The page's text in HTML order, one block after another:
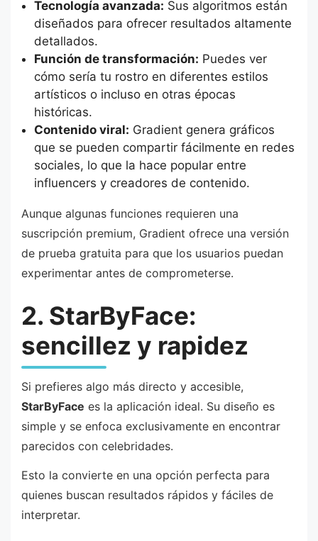
Tecnología avanzada: Sus algoritmos están
diseñados para ofrecer resultados altamente
detallados.
Función de transformación: Puedes ver
cómo sería tu rostro en diferentes estilos
artísticos o incluso en otras épocas
históricas.
Contenido viral: Gradient genera gráficos
que se pueden compartir fácilmente en redes
sociales, lo que la hace popular entre
influencers y creadores de contenido.
Aunque algunas funciones requieren una
suscripción premium, Gradient ofrece una versión
de prueba gratuita para que los usuarios puedan
experimentar antes de comprometerse.
2. StarByFace:
sencillez y rapidez
Si prefieres algo más directo y accesible,
StarByFace es la aplicación ideal. Su diseño es
simple y se enfoca exclusivamente en encontrar
parecidos con celebridades.
Esto la convierte en una opción perfecta para
quienes buscan resultados rápidos y fáciles de
interpretar.